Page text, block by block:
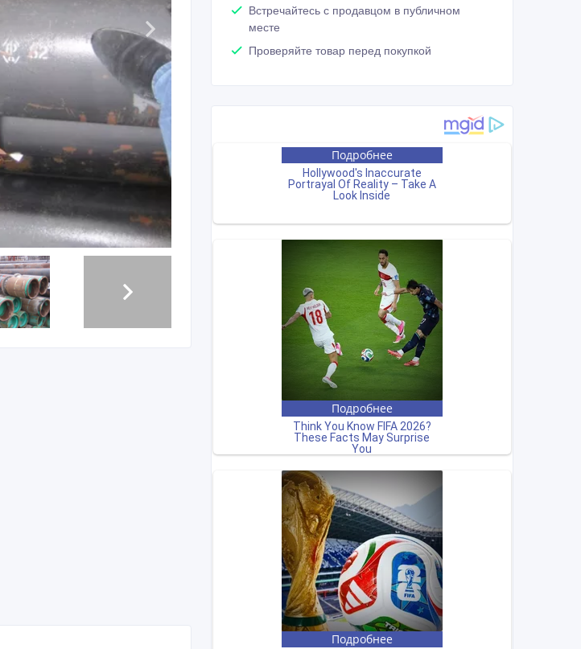
Встречайтесь с продавцом в публичном
месте
Проверяйте товар перед покупкой